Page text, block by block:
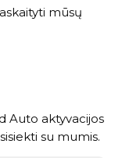
mūsų
Auto aktyvacijos
su mumis.